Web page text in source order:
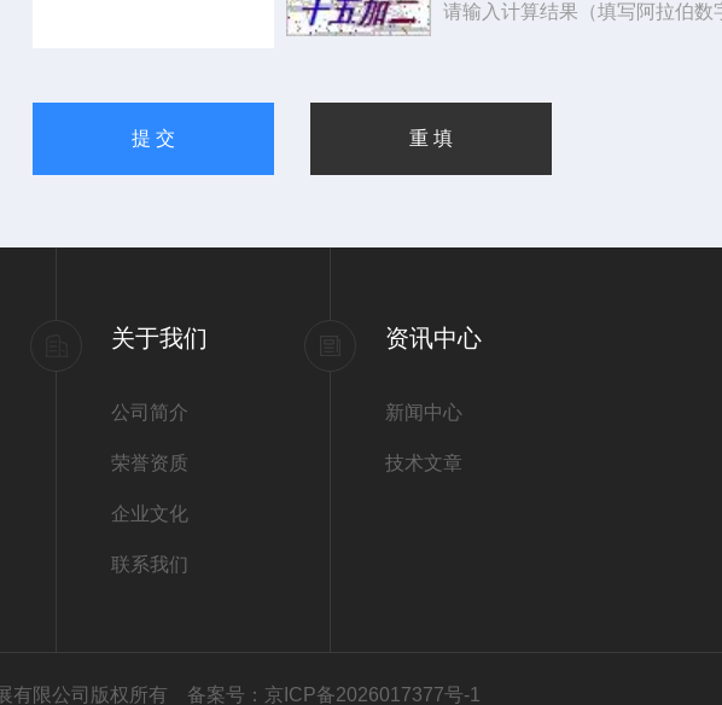
请输入计算结果（填写阿拉伯数
关于我们
公司简介
荣誉资质
企业文化
联系我们
资讯中心
新闻中心
技术文章
有限公司版权所有 备案号：京ICP备2026017377号-1